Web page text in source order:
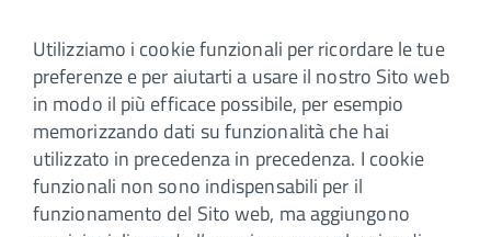
Utilizziamo i cookie funzionali per ricordare le tue
preferenze e per aiutarti a usare il nostro Sito web
in modo il più efficace possibile, per esempio
memorizzando dati su funzionalità che hai
utilizzato in precedenza in precedenza. I cookie
funzionali non sono indispensabili per il
funzionamento del Sito web, ma aggiungono